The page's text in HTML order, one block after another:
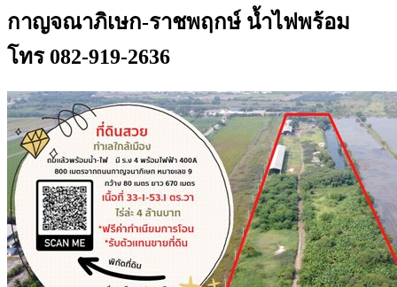
กาญจณาภิเษก-ราชพฤกษ์ น้ำไฟพร้อม
โทร 082-919-2636